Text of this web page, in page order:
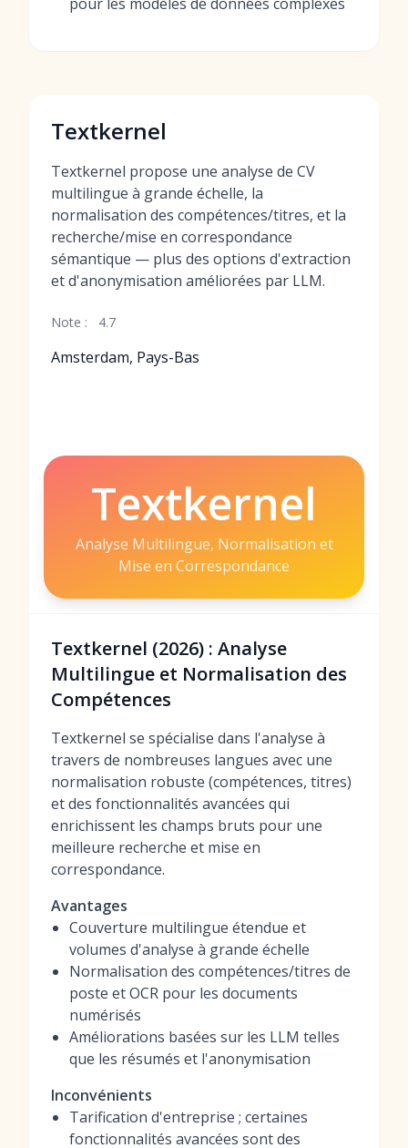
Textkernel
Textkernel propose une analyse de CV
multilingue à grande échelle, la
normalisation des compétences/titres, et la
recherche/mise en correspondance
sémantique — plus des options d'extraction
et d'anonymisation améliorées par LLM.
Note : 4.7
Amsterdam, Pays-Bas
Textkernel
Analyse Multilingue, Normalisation et
Mise en Correspondance
Textkernel (2026) : Analyse
Multilingue et Normalisation des
Compétences
Textkernel se spécialise dans l'analyse à
travers de nombreuses langues avec une
normalisation robuste (compétences, titres)
et des fonctionnalités avancées qui
enrichissent les champs bruts pour une
meilleure recherche et mise en
correspondance.
Avantages
Couverture multilingue étendue et
volumes d'analyse à grande échelle
Normalisation des compétences/titres de
poste et OCR pour les documents
numérisés
Améliorations basées sur les LLM telles
que les résumés et l'anonymisation
Inconvénients
Tarification d'entreprise ; certaines
fonctionnalités avancées sont des